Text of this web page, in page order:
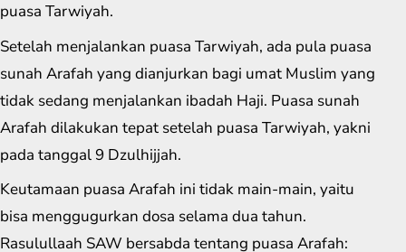
puasa Tarwiyah.
Setelah menjalankan puasa Tarwiyah, ada pula puasa
sunah Arafah yang dianjurkan bagi umat Muslim yang
tidak sedang menjalankan ibadah Haji. Puasa sunah
Arafah dilakukan tepat setelah puasa Tarwiyah, yakni
pada tanggal 9 Dzulhijjah.
Keutamaan puasa Arafah ini tidak main-main, yaitu
bisa menggugurkan dosa selama dua tahun.
Rasulullaah SAW bersabda tentang puasa Arafah: